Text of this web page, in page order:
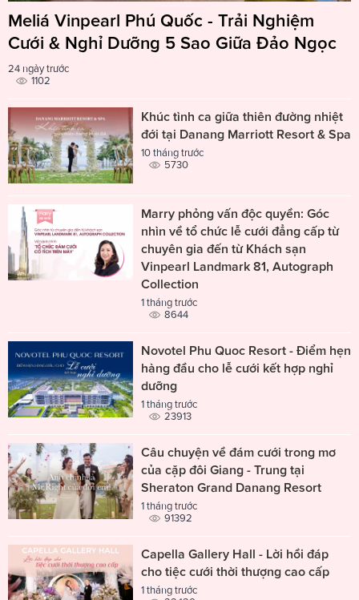
Meliá Vinpearl Phú Quốc - Trải Nghiệm
Cưới & Nghỉ Dưỡng 5 Sao Giữa Đảo Ngọc
24 ngày trước
1102
Khúc tình ca giữa thiên đường nhiệt
đới tại Danang Marriott Resort & Spa
10 tháng trước
5730
Marry phỏng vấn độc quyền: Góc
nhìn về tổ chức lễ cưới đẳng cấp từ
chuyên gia đến từ Khách sạn
Vinpearl Landmark 81, Autograph
Collection
1 tháng trước
8644
Novotel Phu Quoc Resort - Điểm hẹn
hàng đầu cho lễ cưới kết hợp nghỉ
dưỡng
1 tháng trước
23913
Câu chuyện về đám cưới trong mơ
của cặp đôi Giang - Trung tại
Sheraton Grand Danang Resort
1 tháng trước
91392
Capella Gallery Hall - Lời hồi đáp
cho tiệc cưới thời thượng cao cấp
1 tháng trước